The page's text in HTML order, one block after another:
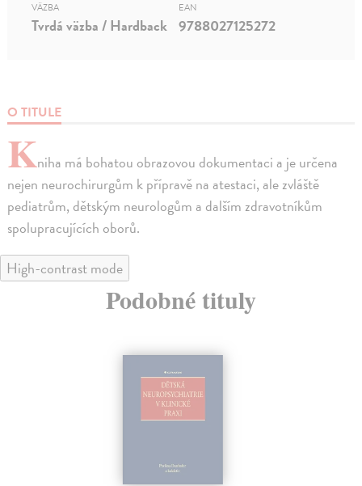
O TITULE
Kniha má bohatou obrazovou dokumentaci a je určena
nejen neurochirurgům k přípravě na atestaci, ale zvláště
pediatrům, dětským neurologům a dalším zdravotníkům
spolupracujících oborů.
VÄZBA
Tvrdá väzba / Hardback
EAN
9788027125272
High-contrast mode
Podobné tituly